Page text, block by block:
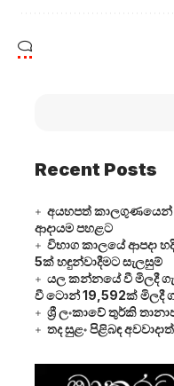
Recent Posts
අයහපත්
ආදායම පහළට
විභාග කාලයේ ආපදා
5ක් හඳුන්වාදීමට සැලසුම්
යල කන්නයේ වී මිලදී
වී ටොන් 19,592ක් මිලදී
ශ්‍රී ලංකාවේ තුර්කි
තද සුළං පිළිබඳ